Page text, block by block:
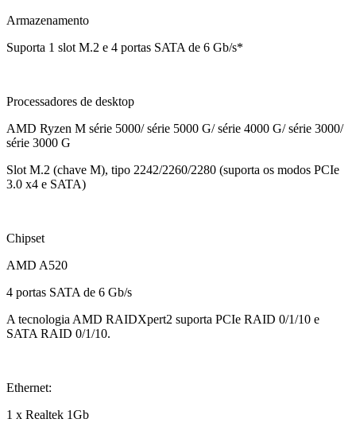
Armazenamento
Suporta 1 slot M.2 e 4 portas SATA de 6 Gb/s*
Processadores de desktop
AMD Ryzen M série 5000/ série 5000 G/ série 4000 G/ série 3000/
série 3000 G
Slot M.2 (chave M), tipo 2242/2260/2280 (suporta os modos PCIe
3.0 x4 e SATA)
Chipset
AMD A520
4 portas SATA de 6 Gb/s
A tecnologia AMD RAIDXpert2 suporta PCIe RAID 0/1/10 e
SATA RAID 0/1/10.
Ethernet:
1 x Realtek 1Gb